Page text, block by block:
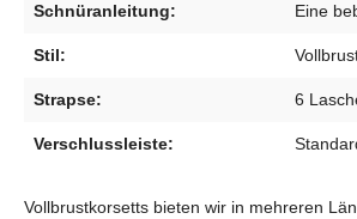
Schnüranleitung: Eine
Stil:
Strapse: 6
Verschlussleiste:
Vollbrustkorsetts bieten wir in mehreren